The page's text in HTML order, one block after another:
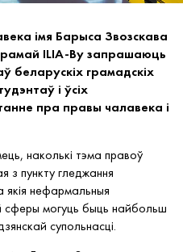
імя Барыса Звозскава
ILIA-By запрашаюць
беларускіх грамадскіх
і ўсіх
пра правы чалавека і
наколькі тэма правоў
з пункту гледжання
якія нефармальныя
сферы могуць быць найбольш
супольнасці.